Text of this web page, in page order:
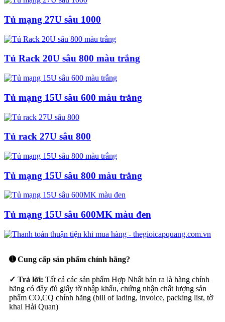
Tủ mạng 27U sâu 1000
Tủ Rack 20U sâu 800 màu trắng
Tủ mạng 15U sâu 600 màu trắng
Tủ rack 27U sâu 800
Tủ mạng 15U sâu 800 màu trắng
Tủ mạng 15U sâu 600MK màu đen
➊ Cung cấp sản phẩm chính hãng?
✓ Trả lời: Tất cả các sản phẩm Hợp Nhất bán ra là hàng chính
hãng có đầy đủ giấy tờ nhập khẩu, chứng nhận chất lượng sản
phẩm CO,CQ chính hãng (bill of lading, invoice, packing list, tờ
khai Hải Quan)